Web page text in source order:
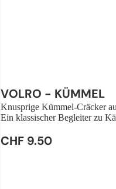
VOLRO - KÜMMEL
Knusprige Kümmel-Cräcker
Ein klassischer Begleiter zu
CHF 9.50